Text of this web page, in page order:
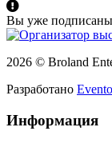
Вы уже
2026 © Broland
Разработано
Информация